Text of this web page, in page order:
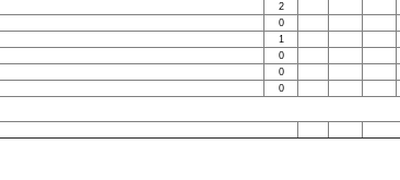
2
0
1
0
0
0